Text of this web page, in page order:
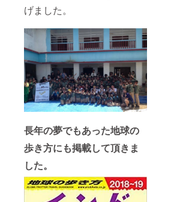
げました。
長年の夢でもあった地球の
歩き方にも掲載して頂きま
した。